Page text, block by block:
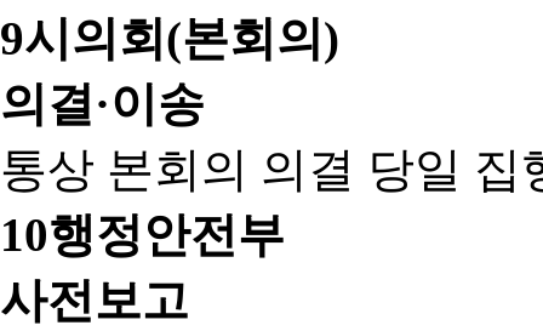
9시의회(본회의)
의결·이송
통상 본회의 의결 당일 집
10행정안전부
사전보고